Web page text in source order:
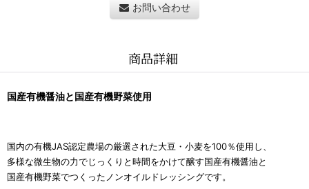
お問い合わせ
商品詳細
国産有機醤油と国産有機野菜使用
国内の有機JAS認定農場の厳選された大豆・小麦を100％使用し、
多様な微生物の力でじっくりと時間をかけて醸す国産有機醤油と
国産有機野菜でつくったノンオイルドレッシングです。